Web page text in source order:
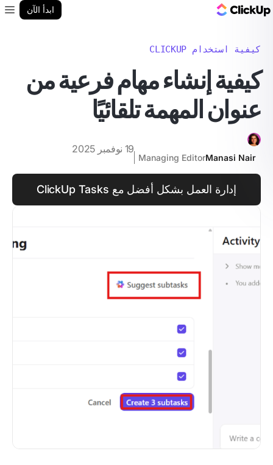
ابدأ الآن
كيفية استخدام CLICKUP
كيفية إنشاء مهام فرعية من
عنوان المهمة تلقائيًا
Manasi Nair
Managing Editor
19 نوفمبر 2025
إدارة العمل بشكل أفضل مع ClickUp Tasks